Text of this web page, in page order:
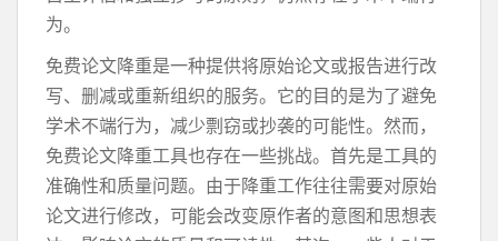
为。
免费论文降重是一种提供将原始论文或报告进行改
写、删减或重新组织的服务。它的目的是为了避免
学术不端行为，减少剽窃或抄袭的可能性。然而，
免费论文降重工具也存在一些挑战。首先是工具的
准确性和质量问题。由于降重工作往往需要对原始
论文进行修改，可能会改变原作者的意图和思想表